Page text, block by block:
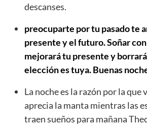
descanses.
preocuparte por tu pasado te
presente y el futuro. Soñar
mejorará tu presente y borrará
elección es tuya. Buenas
La noche es la razón por la que
aprecia la manta mientras las
traen sueños para mañana